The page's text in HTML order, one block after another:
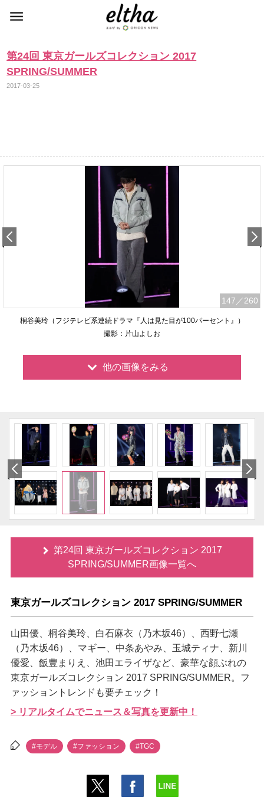
第24回 東京ガールズコレクション 2017
SPRING/SUMMER
2017-03-25
147 ／260
桐谷美玲（フジテレビ系連続ドラマ『人は見た目が100パーセント』）
撮影：片山よしお
他の画像をみる
第24回 東京ガールズコレクション 2017
SPRING/SUMMER画像一覧へ
東京ガールズコレクション 2017 SPRING/SUMMER
山田優、桐谷美玲、白石麻衣（乃木坂46）、西野七瀬
（乃木坂46）、マギー、中条あやみ、玉城ティナ、新川
優愛、飯豊まりえ、池田エライザなど、豪華な顔ぶれの
東京ガールズコレクション 2017 SPRING/SUMMER。フ
ァッショントレンドも要チェック！
> リアルタイムでニュース＆写真を更新中！
#モデル #ファッション #TGC